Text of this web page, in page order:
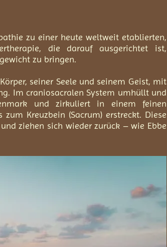
zu einer heute weltweit etablierten,
die darauf ausgerichtet ist,
zu bringen.
seiner Seele und seinem Geist, mit
Im craniosacralen System umhüllt und
und zirkuliert in einem feinen
Kreuzbein (Sacrum) erstreckt. Diese
ziehen sich wieder zurück – wie Ebbe